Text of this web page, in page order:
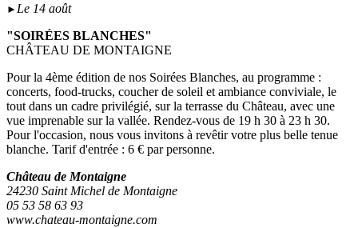
► Le 14 août
"SOIRÉES BLANCHES"
CHÂTEAU DE MONTAIGNE
Pour la 4ème édition de nos Soirées Blanches, au programme :
concerts, food-trucks, coucher de soleil et ambiance conviviale, le
tout dans un cadre privilégié, sur la terrasse du Château, avec une
vue imprenable sur la vallée. Rendez-vous de 19 h 30 à 23 h 30.
Pour l'occasion, nous vous invitons à revêtir votre plus belle tenue
blanche. Tarif d'entrée : 6 € par personne.
Château de Montaigne
24230 Saint Michel de Montaigne
05 53 58 63 93
www.chateau-montaigne.com